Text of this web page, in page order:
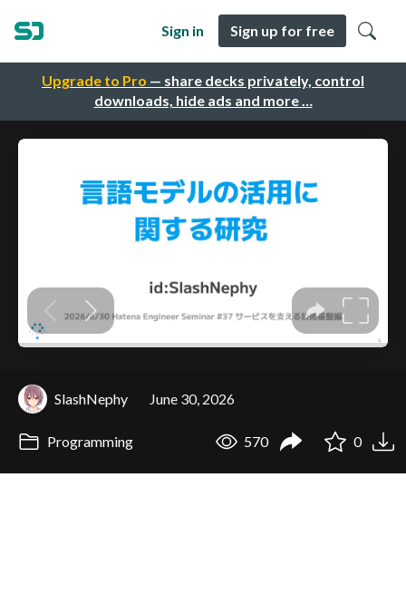
Upgrade to Pro — share decks privately, control
downloads, hide ads and more …
Sign in Sign up for free
SlashNephy June 30, 2026
Programming 570 0